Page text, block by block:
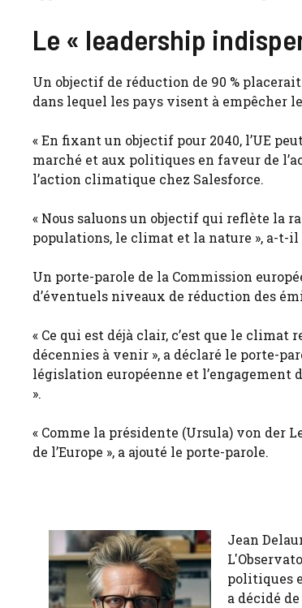
Le « leadership
Un objectif de réduction de 90 % placerait
dans lequel les pays visent à empêcher
« En fixant un objectif pour 2040, l’UE
marché et aux politiques en faveur de
l’action climatique chez Salesforce.
« Nous saluons un objectif qui reflète la
populations, le climat et la nature », a-t-il
Un porte-parole de la Commission
d’éventuels niveaux de réduction des
« Ce qui est déjà clair, c’est que le
décennies à venir », a déclaré le porte-
législation européenne et
».
« Comme la présidente (Ursula) von der
de l’Europe », a ajouté le porte-parole.
Jean
politiques
a décidé